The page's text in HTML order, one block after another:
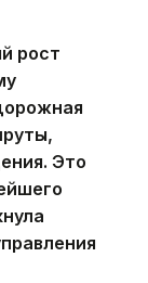
рост
Это